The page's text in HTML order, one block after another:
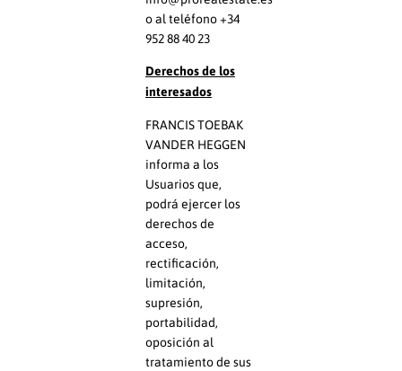
o al teléfono +34
952 88 40 23
Derechos de los
interesados
FRANCIS TOEBAK
VANDER HEGGEN
informa a los
Usuarios que,
podrá ejercer los
derechos de
acceso,
rectificación,
limitación,
supresión,
portabilidad,
oposición al
tratamiento de sus